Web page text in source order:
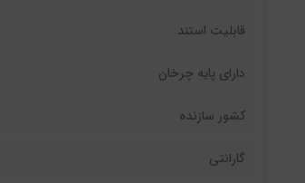
قابلیت استند
دارای پایه چرخان
کشور سازنده
گارانتی